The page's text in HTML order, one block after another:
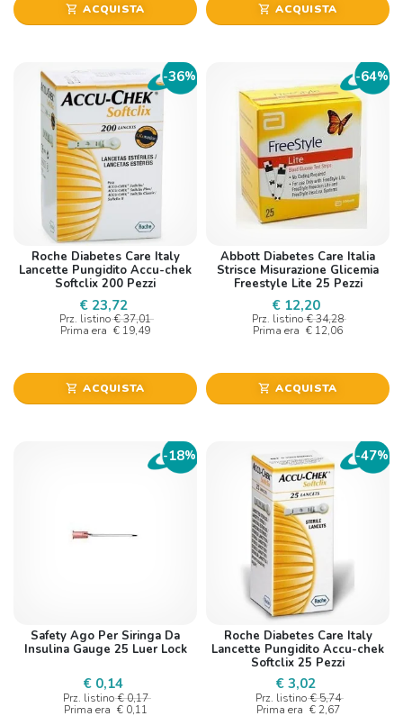
shopping_cart ACQUISTA shopping_cart ACQUISTA
-36%
Roche Diabetes Care Italy
Lancette Pungidito Accu-chek
Softclix 200 Pezzi
€ 23,72
Prz. listino € 37,01
Prima era € 19,49
shopping_cart ACQUISTA
-64%
Abbott Diabetes Care Italia
Strisce Misurazione Glicemia
Freestyle Lite 25 Pezzi
€ 12,20
Prz. listino € 34,28
Prima era € 12,06
shopping_cart ACQUISTA
-18%
Safety Ago Per Siringa Da
Insulina Gauge 25 Luer Lock
€ 0,14
Prz. listino € 0,17
Prima era € 0,11
-47%
Roche Diabetes Care Italy
Lancette Pungidito Accu-chek
Softclix 25 Pezzi
€ 3,02
Prz. listino € 5,74
Prima era € 2,67